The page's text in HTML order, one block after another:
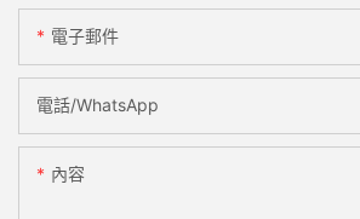
電子郵件
電話/WhatsApp
內容